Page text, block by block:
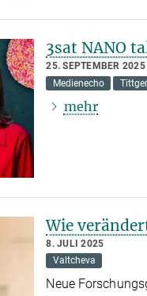
3sat NANO
25. SEPTEMBER 2025
Medienecho
mehr
Wie
8. JULI 2025
Valtcheva
Neue